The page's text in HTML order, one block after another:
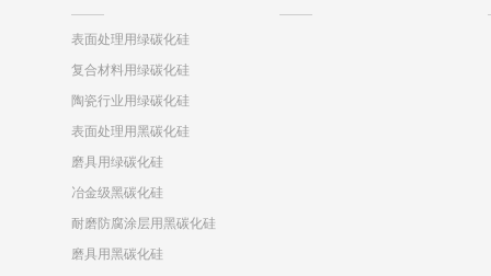
表面处理用绿碳化硅
复合材料用绿碳化硅
陶瓷行业用绿碳化硅
表面处理用黑碳化硅
磨具用绿碳化硅
冶金级黑碳化硅
耐磨防腐涂层用黑碳化硅
磨具用黑碳化硅